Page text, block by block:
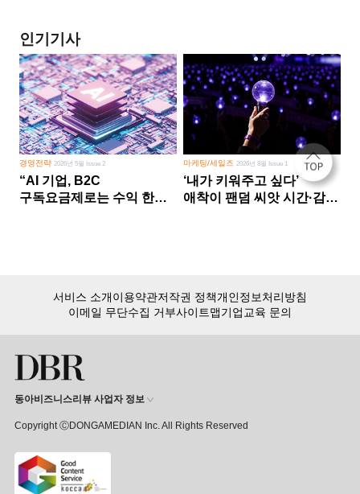
인기기사
경영전략 2026년 5월 Issue 2
“AI 기업, B2C
구독요금제로는 수익 한계
마케팅/세일즈 2026년 8월 Issue 1
‘내가 키워주고 싶다’
애착이 팬덤 씨앗 시간·감정
15,000여 건의 DBR 콘텐츠를
서비스 소개이용약관저작권 정책개인정보처리방침
이메일 무단수집 거부사이트맵기업교육 문의
동아비즈니스리뷰 사업자 정보
Copyright ⒸDONGAMEDIAN Inc. All Rights Reserved